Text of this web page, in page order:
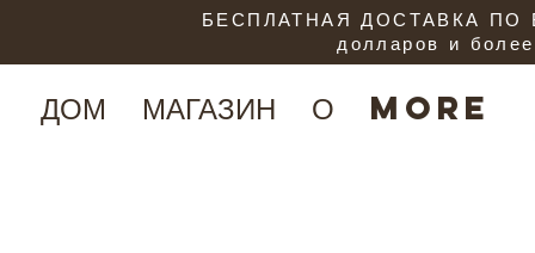
ДОМ МАГАЗИН О More
БЕСПЛАТНАЯ ДОСТАВКА ПО
долларов и